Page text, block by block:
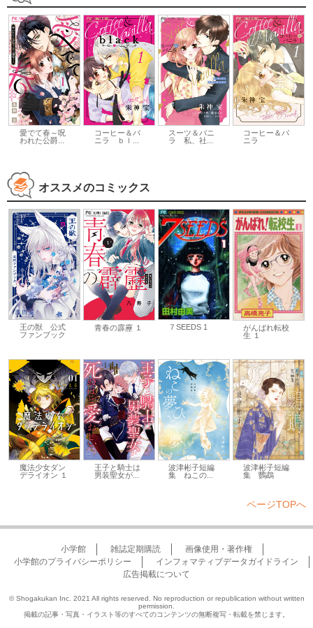
愛でて春～呪
われた公爵...
コーヒー＆バ
ニラ ｂｌ...
スーツ＆バニ
ラ 私、社...
コーヒー＆バ
ニラ
オススメのコミックス
王の獣 公式
ファンブック
青春の霹靂 １ ７SEEDS 1
がんばれ転校
生 １
魔法少女ダン
デライオン １
王子と騎士は
男装聖女が...
波津彬子短編
集 ねこの...
波津彬子短編
集 鸚鵡
ページTOPへ
小学館 雑誌定期購読
画像使用・著作権
小学館のプライバシーポリシー
インフォマティブデータガイドライン
広告掲載について
© Shogakukan Inc. 2021 All rights reserved. No reproduction or republication without written
permission.
掲載の記事・写真・イラスト等のすべてのコンテンツの無断複写・転載を禁じます。